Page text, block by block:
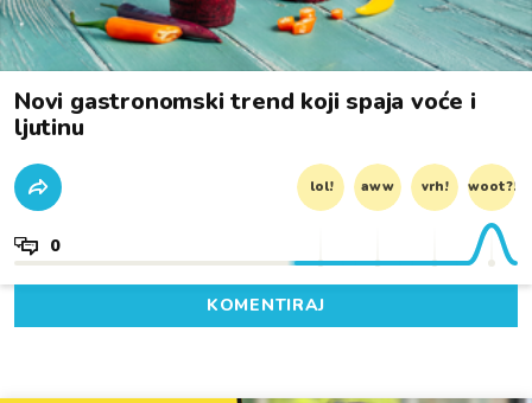
Novi gastronomski trend koji spaja voće i
ljutinu
lol! aww vrh! woot?!
0
KOMENTIRAJ